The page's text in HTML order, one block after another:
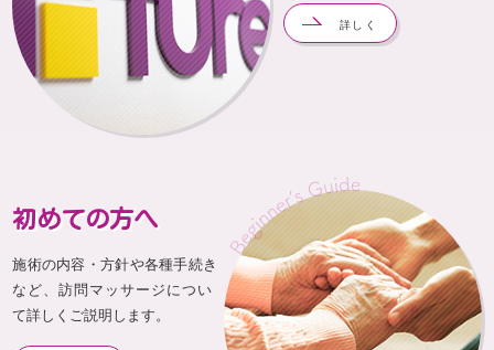
詳しく
初めての方へ
施術の内容・方針や各種手続き
など、訪問マッサージについ
て詳しくご説明します。